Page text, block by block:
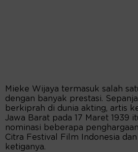
Mieke Wijaya termasuk salah
dengan banyak prestasi.
berkiprah di dunia akting, artis
Jawa Barat pada 17 Maret 1939
nominasi beberapa
Citra Festival Film Indonesia
ketiganya.